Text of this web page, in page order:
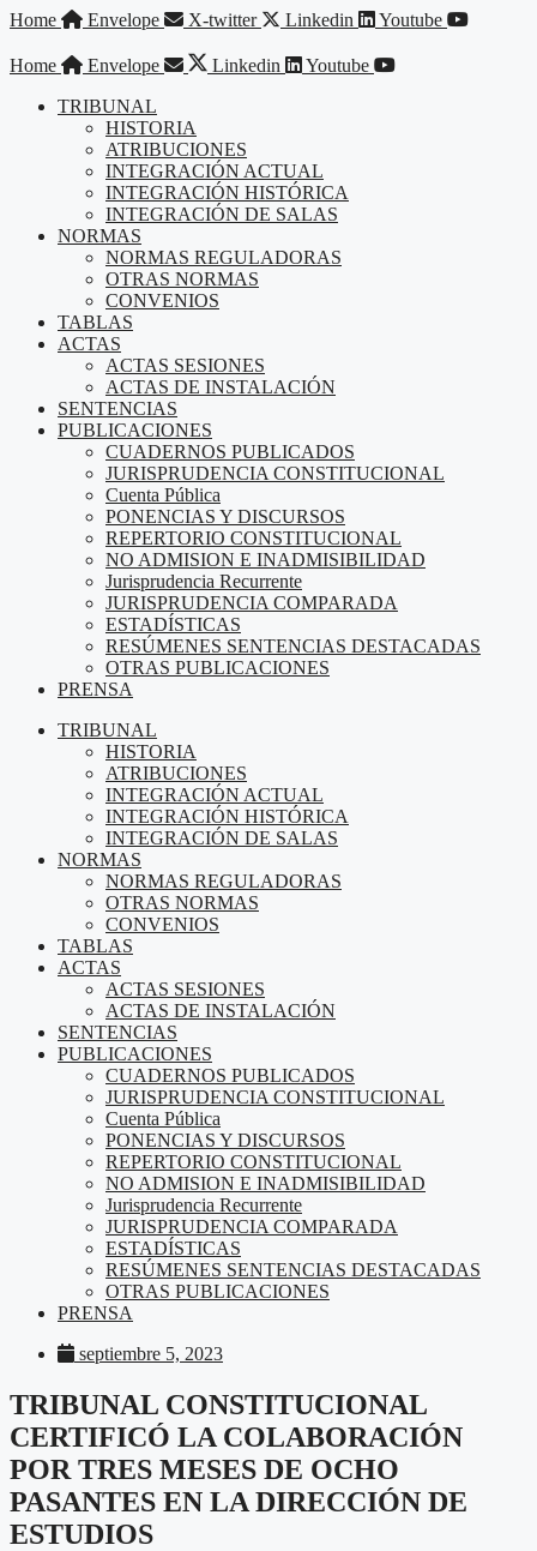
Saltar
contenido
Home Envelope X-twitter Linkedin Youtube
Home Envelope Linkedin
Youtube
TRIBUNAL
HISTORIA
ATRIBUCIONES
INTEGRACIÓN ACTUAL
INTEGRACIÓN HISTÓRICA
INTEGRACIÓN DE SALAS
NORMAS
NORMAS REGULADORAS
OTRAS NORMAS
CONVENIOS
TABLAS
ACTAS
ACTAS SESIONES
ACTAS DE INSTALACIÓN
SENTENCIAS
PUBLICACIONES
CUADERNOS PUBLICADOS
JURISPRUDENCIA CONSTITUCIONAL
Cuenta Pública
PONENCIAS Y DISCURSOS
REPERTORIO CONSTITUCIONAL
NO ADMISION E INADMISIBILIDAD
Jurisprudencia Recurrente
JURISPRUDENCIA COMPARADA
ESTADÍSTICAS
RESÚMENES SENTENCIAS DESTACADAS
OTRAS PUBLICACIONES
PRENSA
TRIBUNAL
HISTORIA
ATRIBUCIONES
INTEGRACIÓN ACTUAL
INTEGRACIÓN HISTÓRICA
INTEGRACIÓN DE SALAS
NORMAS
NORMAS REGULADORAS
OTRAS NORMAS
CONVENIOS
TABLAS
ACTAS
ACTAS SESIONES
ACTAS DE INSTALACIÓN
SENTENCIAS
PUBLICACIONES
CUADERNOS PUBLICADOS
JURISPRUDENCIA CONSTITUCIONAL
Cuenta Pública
PONENCIAS Y DISCURSOS
REPERTORIO CONSTITUCIONAL
NO ADMISION E INADMISIBILIDAD
Jurisprudencia Recurrente
JURISPRUDENCIA COMPARADA
ESTADÍSTICAS
RESÚMENES SENTENCIAS DESTACADAS
OTRAS PUBLICACIONES
PRENSA
septiembre 5, 2023
TRIBUNAL CONSTITUCIONAL
CERTIFICÓ LA COLABORACIÓN
POR TRES MESES DE OCHO
PASANTES EN LA DIRECCIÓN DE
ESTUDIOS